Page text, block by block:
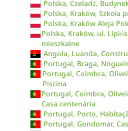
Polska, Czeladź,
Polska, Kraków, Szkoła
Polska, Kraków Aleja
Polska, Kraków, ul.
mieszkalne
Angola, Luanda,
Portugal, Braga,
Portugal, Coimbra,
Piscina
Portugal, Coimbra,
Casa centenária
Portugal, Porto,
Portugal, Gondomar,